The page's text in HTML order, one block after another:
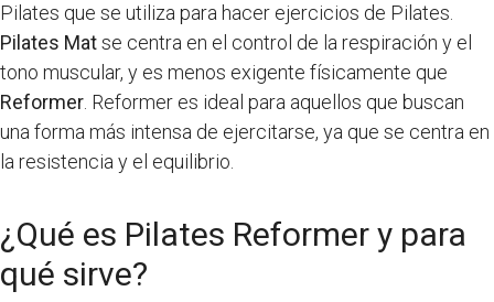
Pilates que se utiliza para hacer ejercicios de Pilates.
Pilates Matse centra en el control de la respiración y el
tono muscular, y es menos exigente físicamente que
Reformer . Reformer es ideal para aquellos que buscan
una forma más intensa de ejercitarse, ya que se centra en
la resistencia y el equilibrio.
¿Qué es Pilates Reformer y para
qué sirve?